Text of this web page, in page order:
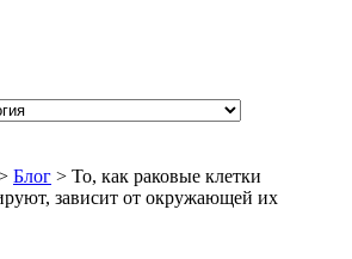
Блог > То, как раковые клетки
зависит от окружающей их